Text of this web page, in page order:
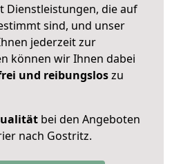
Dienstleistungen, die auf
sind, und unser
jederzeit zur
können wir Ihnen dabei
und reibungsloszu
bei den Angeboten
nach Gostritz.